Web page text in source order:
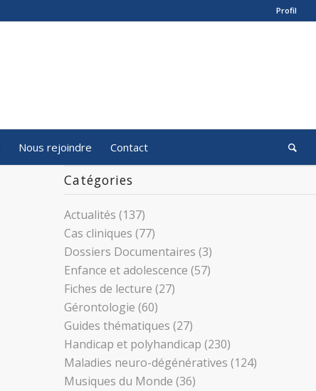
Profil
Nous rejoindre Contact
Catégories
Actualités (137)
Cas cliniques (77)
Dossiers Documentaires (3)
Enfance et adolescence (57)
Fiches de lecture (27)
Gérontologie (60)
Guides thématiques (27)
Handicap et polyhandicap (230)
Maladies neuro-dégénératives (124)
Musiques du Monde (36)